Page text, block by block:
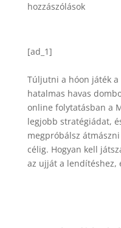
hozzászólások
[ad_1]
Túljutni a hóon játék
hatalmas havas
online folytatásban a
legjobb stratégiádat,
megpróbálsz
célig. Hogyan kell
az ujját a lendítéshez,